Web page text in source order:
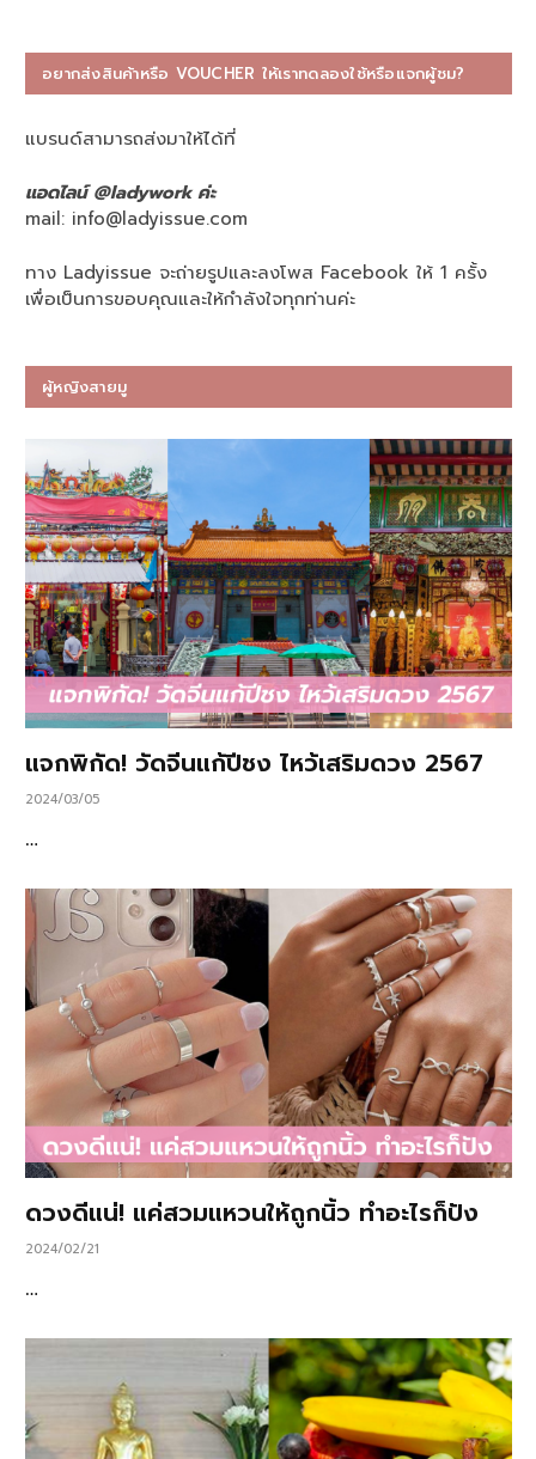
อยากส่งสินค้าหรือ VOUCHER ให้เราทดลองใช้หรือแจกผู้ชม?
แบรนด์สามารถส่งมาให้ได้ที่
แอดไลน์ @ladywork ค่ะ
mail: info@ladyissue.com
ทาง Ladyissue จะถ่ายรูปและลงโพส Facebook ให้ 1 ครั้ง
เพื่อเป็นการขอบคุณและให้กำลังใจทุกท่านค่ะ
ผู้หญิงสายมู
แจกพิกัด! วัดจีนแก้ปีชง ไหว้เสริมดวง 2567
2024/03/05
…
ดวงดีแน่! แค่สวมแหวนให้ถูกนิ้ว ทำอะไรก็ปัง
2024/02/21
…